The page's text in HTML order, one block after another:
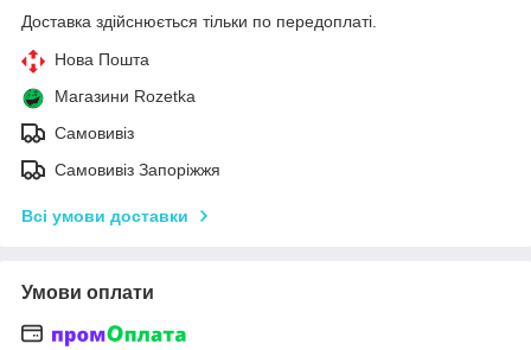
Доставка здійснюється тільки по передоплаті.
Нова Пошта
Магазини Rozetka
Самовивіз
Самовивіз Запоріжжя
Всі умови доставки
Умови оплати